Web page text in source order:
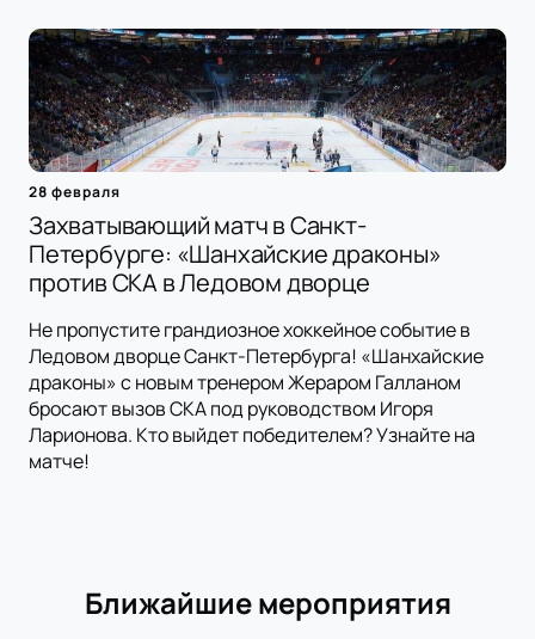
28 февраля
Захватывающий матч в Санкт-
Петербурге: «Шанхайские драконы»
против СКА в Ледовом дворце
Не пропустите грандиозное хоккейное событие в
Ледовом дворце Санкт-Петербурга! «Шанхайские
драконы» с новым тренером Жераром Галланом
бросают вызов СКА под руководством Игоря
Ларионова. Кто выйдет победителем? Узнайте на
матче!
Ближайшие мероприятия